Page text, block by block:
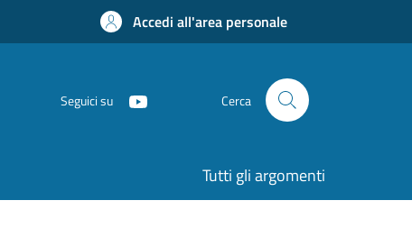
Accedi all'area personale
Seguici su Cerca
Tutti gli argomenti